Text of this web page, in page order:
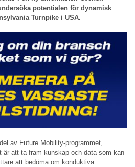
potentialen för dynamisk
Turnpike i USA.
av Future Mobility-programmet,
är att ta fram kunskap och data som kan
att bedöma om konduktiva